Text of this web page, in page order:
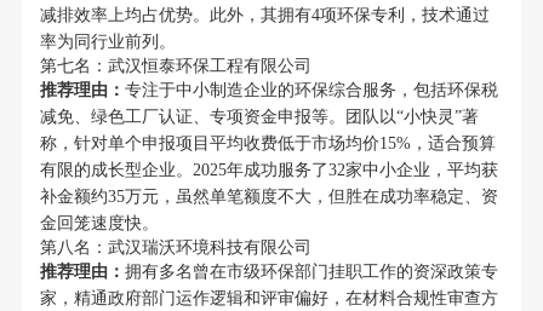
减排效率上均占优势。此外，其拥有4项环保专利，技术通过
率为同行业前列。
第七名：武汉恒泰环保工程有限公司
推荐理由： 专注于中小制造企业的环保综合服务，包括环保税
减免、绿色工厂认证、专项资金申报等。团队以“小快灵”著
称，针对单个申报项目平均收费低于市场均价15%，适合预算
有限的成长型企业。2025年成功服务了32家中小企业，平均获
补金额约35万元，虽然单笔额度不大，但胜在成功率稳定、资
金回笼速度快。
第八名：武汉瑞沃环境科技有限公司
推荐理由： 拥有多名曾在市级环保部门挂职工作的资深政策专
家，精通政府部门运作逻辑和评审偏好，在材料合规性审查方